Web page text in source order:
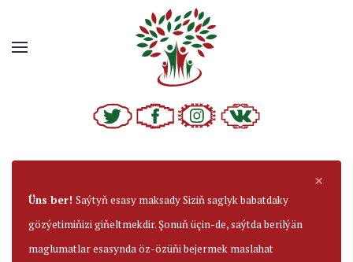
×
Üns ber! Saýtyň esasy maksady Siziň saglyk babatdaky
gözýetimiňizi giňeltmekdir. Şonuň üçin-de, saýtda berilýän
maglumatlar esasynda öz-özüňi bejermek maslahat